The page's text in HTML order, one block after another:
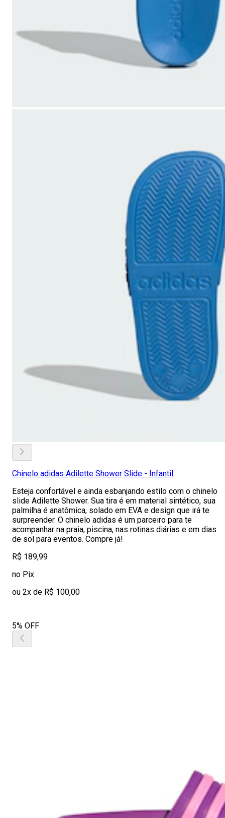
Chinelo adidas Adilette Shower Slide - Infantil
Esteja confortável e ainda esbanjando estilo com o chinelo
slide Adilette Shower. Sua tira é em material sintético, sua
palmilha é anatômica, solado em EVA e design que irá te
surpreender. O chinelo adidas é um parceiro para te
acompanhar na praia, piscina, nas rotinas diárias e em dias
de sol para eventos. Compre já!
R$ 189,99
no Pix
ou 2x de R$ 100,00
5% OFF